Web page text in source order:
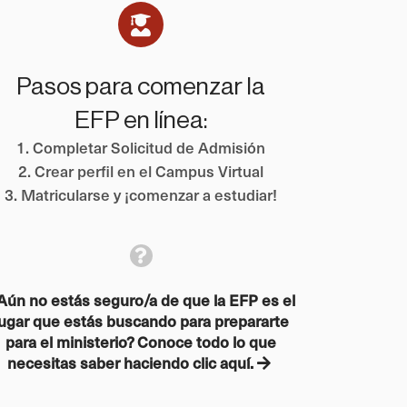
Pasos para comenzar la
EFP en línea:
1. Completar Solicitud de Admisión
2. Crear perfil en el Campus Virtual
3. Matricularse y ¡comenzar a estudiar!
no estás seguro/a de que la EFP es el
que estás buscando para prepararte
para el ministerio? Conoce todo lo que
necesitas saber haciendo clic aquí.